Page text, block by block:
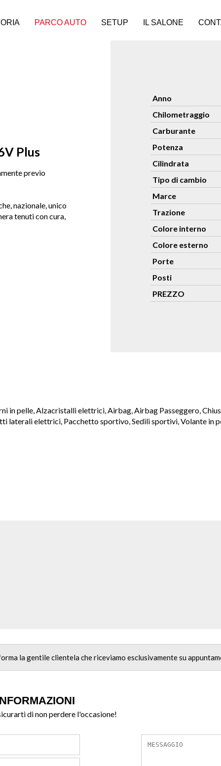
PARCO AUTO SETUP IL SALONE
Plus
previo
nazionale, unico
tenuti con cura,
Anno
Chilometraggio
Carburante
Potenza
Cilindrata
Tipo di cambio
Marce
Trazione
Colore interno
Colore esterno
Porte
Posti
PREZZO
in pelle, Alzacristalli elettrici, Airbag, Airbag Passeggero,
laterali elettrici, Pacchetto sportivo, Sedili sportivi, Volante in
la gentile clientela che riceviamo esclusivamente su
di non perdere l'occasione!